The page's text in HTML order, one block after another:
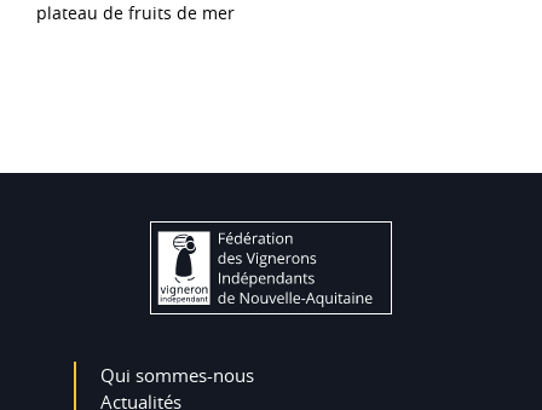
plateau de fruits de mer
Qui sommes-nous
Actualités